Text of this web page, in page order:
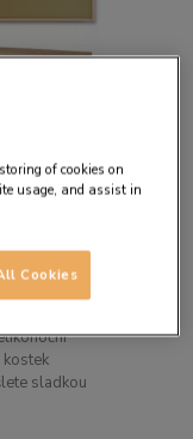
kostek
sladkou
of cookies on
usage, and assist in
Cookies